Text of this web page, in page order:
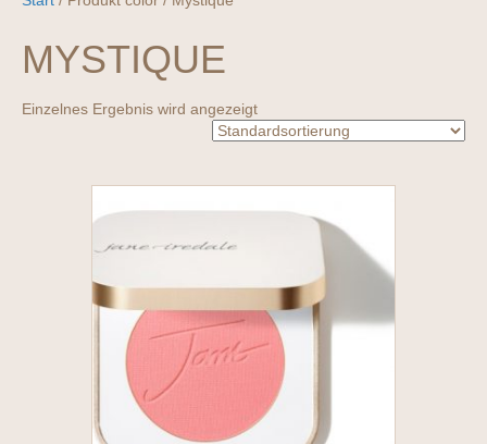
MYSTIQUE
Einzelnes Ergebnis wird angezeigt